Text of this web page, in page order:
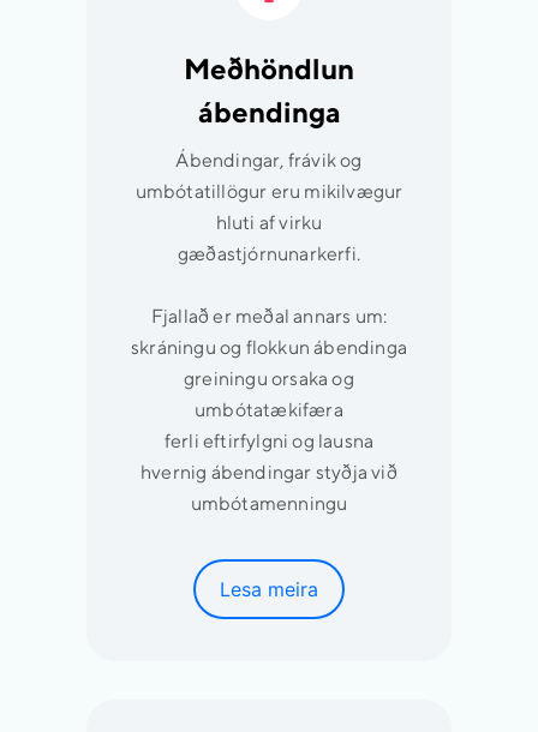
Meðhöndlun
ábendinga
Ábendingar, frávik og
umbótatillögur eru mikilvægur
hluti af virku
gæðastjórnunarkerfi.
Fjallað er meðal annars um:
skráningu og flokkun ábendinga
greiningu orsaka og
umbótatækifæra
ferli eftirfylgni og lausna
hvernig ábendingar styðja við
umbótamenningu
Lesa meira